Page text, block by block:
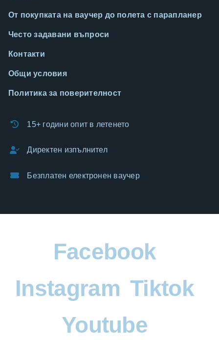
От покупката на ваучер до полета с парапланер
Често задавани въпроси
Контакти
Общи условия
Политика за поверителност
15+ години опит в летенето
Директен изпълнител
Безплатен електронен ваучер
Facebook
Instagram Tiktok
Youtube